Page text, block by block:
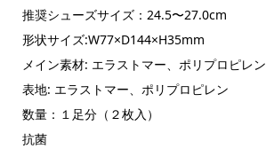
推奨シューズサイズ：24.5〜27.0cm
形状サイズ:W77×D144×H35mm
メイン素材: エラストマー、ポリプロピレン
表地: エラストマー、ポリプロピレン
数量：１足分（２枚入）
抗菌